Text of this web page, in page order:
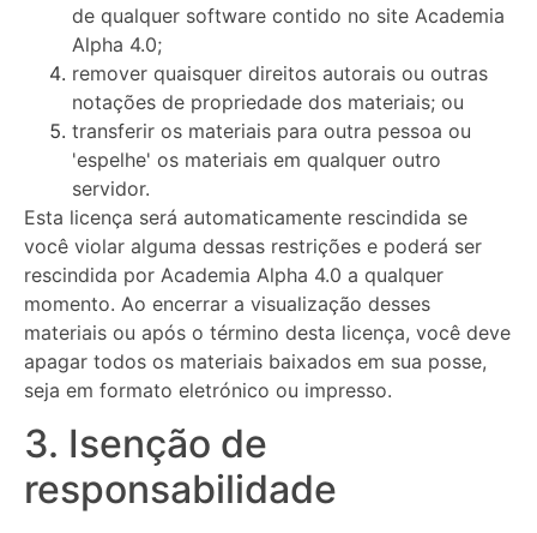
de qualquer software contido no site Academia
Alpha 4.0;
remover quaisquer direitos autorais ou outras
notações de propriedade dos materiais; ou
transferir os materiais para outra pessoa ou
'espelhe' os materiais em qualquer outro
servidor.
Esta licença será automaticamente rescindida se
você violar alguma dessas restrições e poderá ser
rescindida por Academia Alpha 4.0 a qualquer
momento. Ao encerrar a visualização desses
materiais ou após o término desta licença, você deve
apagar todos os materiais baixados em sua posse,
seja em formato eletrónico ou impresso.
3. Isenção de
responsabilidade